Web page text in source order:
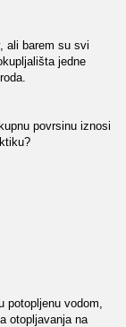
ali barem su svi
jedne
povrsinu iznosi
potopljenu vodom,
otopljavanja na